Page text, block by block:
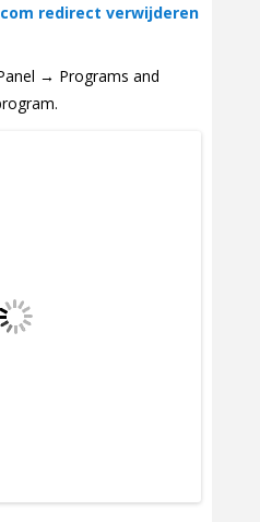
redirect verwijderen
→ Programs and